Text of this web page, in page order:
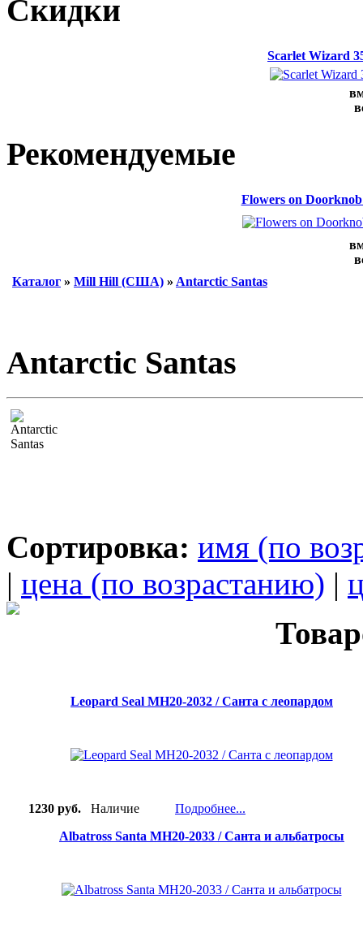
Скидки
Scarlet Wizard
Рекомендуемые
Flowers on
Каталог » Mill Hill (США) » Antarctic Santas
Antarctic Santas
Сортировка: имя (по
| цена (по возрастанию) |
Leopard Seal MH20-2032 / Санта с леопардом
1230 руб. Наличие
Подробнее...
Albatross Santa MH20-2033 / Санта и альбатросы